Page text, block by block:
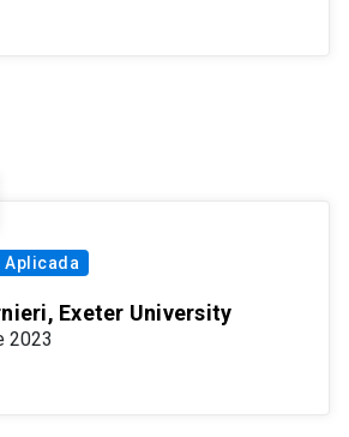
Exeter University
2023